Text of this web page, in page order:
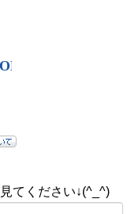
てください↓(^_^)